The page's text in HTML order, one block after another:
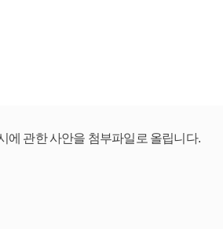
에 관한 사안을 첨부파일로 올립니다.